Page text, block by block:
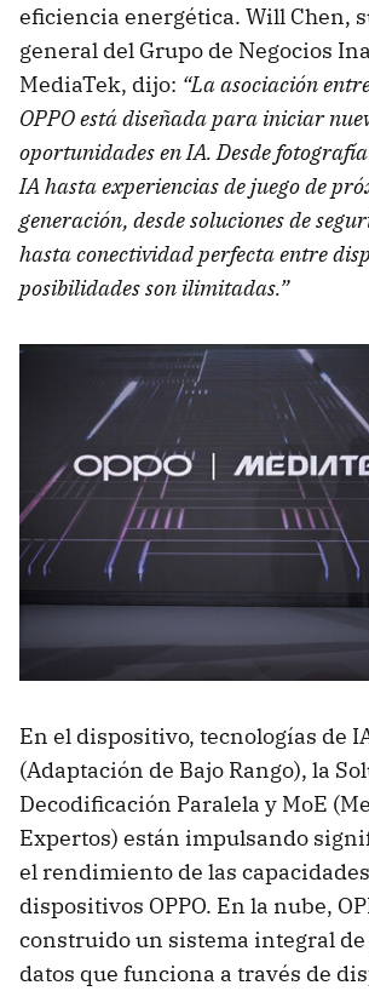
eficiencia energética. Will Chen,
general del Grupo de Negocios
MediaTek, dijo: “La asociación
OPPO está diseñada para iniciar
oportunidades en IA. Desde
IA hasta experiencias de juego de
generación, desde soluciones de
hasta conectividad perfecta entre
posibilidades son ilimitadas.”
En el dispositivo, tecnologías de
(Adaptación de Bajo Rango), la
Decodificación Paralela y MoE
Expertos) están impulsando
el rendimiento de las
dispositivos OPPO. En la nube,
construido un sistema integral
datos que funciona a través de